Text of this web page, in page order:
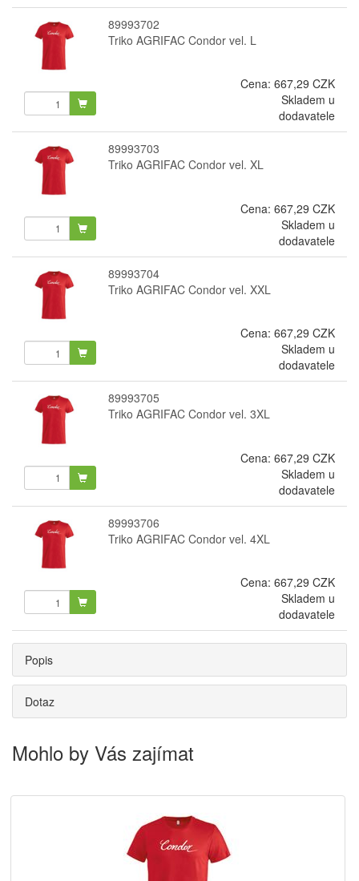
89993702
Triko AGRIFAC Condor vel. L
Cena: 667,29 CZK
Skladem u
dodavatele
89993703
Triko AGRIFAC Condor vel. XL
Cena: 667,29 CZK
Skladem u
dodavatele
89993704
Triko AGRIFAC Condor vel. XXL
Cena: 667,29 CZK
Skladem u
dodavatele
89993705
Triko AGRIFAC Condor vel. 3XL
Cena: 667,29 CZK
Skladem u
dodavatele
89993706
Triko AGRIFAC Condor vel. 4XL
Cena: 667,29 CZK
Skladem u
dodavatele
Popis
Dotaz
Mohlo by Vás zajímat